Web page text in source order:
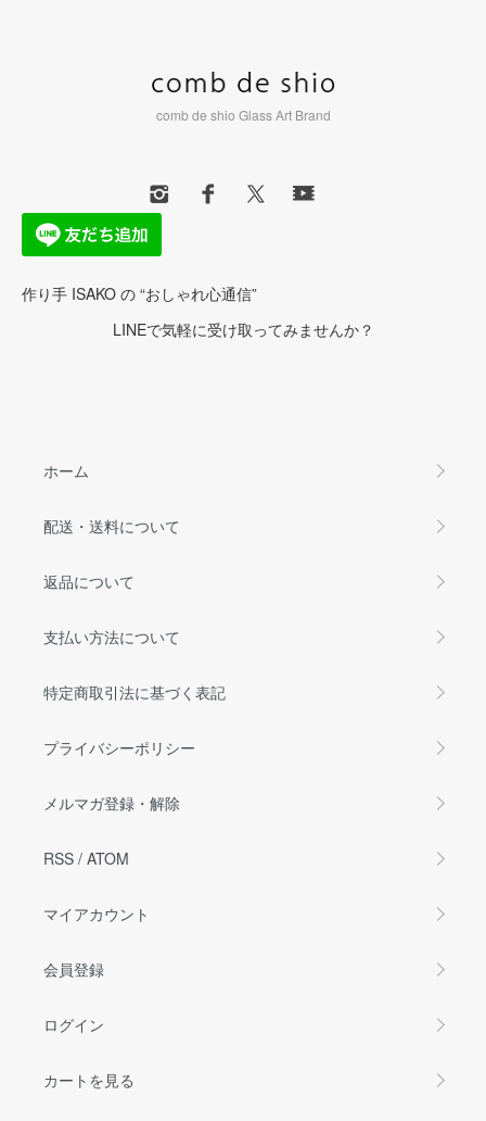
comb de shio Glass Art Brand
作り手 ISAKO の “おしゃれ心通信”
LINEで気軽に受け取ってみませんか？
ホーム
配送・送料について
返品について
支払い方法について
特定商取引法に基づく表記
プライバシーポリシー
メルマガ登録・解除
RSS / ATOM
マイアカウント
会員登録
ログイン
カートを見る